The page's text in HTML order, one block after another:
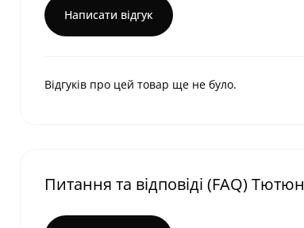
Написати відгук
Відгуків про цей товар ще не було.
Питання та відповіді (FAQ)